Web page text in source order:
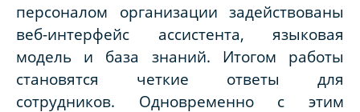
персоналом организации задействованы
веб-интерфейс ассистента, языковая
модель и база знаний. Итогом работы
становятся четкие ответы для
сотрудников. Одновременно с этим